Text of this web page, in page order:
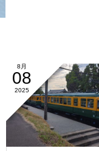
8月
08
2025